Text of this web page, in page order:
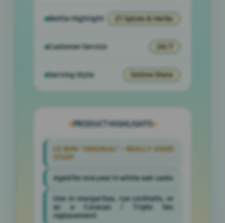
Bottle Highlight 21 Spices & Herbs
Customer Service 24/7
Serving Style Online Store
PRODUCT HIGHLIGHTS
LE BON "ORIGINAL" - REALLY GOOD
STUFF
Aged for one year in white oak casks
Use in margaritas, rye cocktails, or
as a Curacao / Triple Sec
replacement